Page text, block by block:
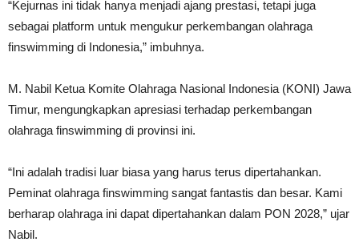
“Kejurnas ini tidak hanya menjadi ajang prestasi, tetapi juga
sebagai platform untuk mengukur perkembangan olahraga
finswimming di Indonesia,” imbuhnya.
M. Nabil Ketua Komite Olahraga Nasional Indonesia (KONI) Jawa
Timur, mengungkapkan apresiasi terhadap perkembangan
olahraga finswimming di provinsi ini.
“Ini adalah tradisi luar biasa yang harus terus dipertahankan.
Peminat olahraga finswimming sangat fantastis dan besar. Kami
berharap olahraga ini dapat dipertahankan dalam PON 2028,” ujar
Nabil.